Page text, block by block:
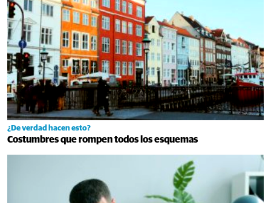
¿De verdad hacen esto?
Costumbres que rompen todos los esquemas